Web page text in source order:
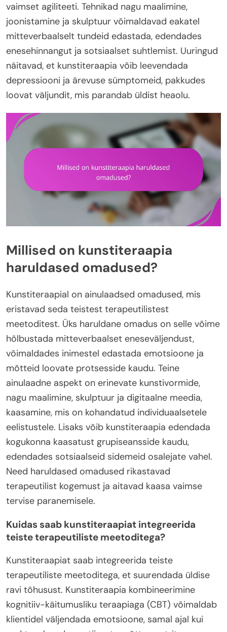
vaimset agiliteeti. Tehnikad nagu maalimine,
joonistamine ja skulptuur võimaldavad eakatel
mitteverbaalselt tundeid edastada, edendades
enesehinnangut ja sotsiaalset suhtlemist. Uuringud
näitavad, et kunstiteraapia võib leevendada
depressiooni ja ärevuse sümptomeid, pakkudes
loovat väljundit, mis parandab üldist heaolu.
Millised on kunstiteraapia
haruldased omadused?
Kunstiteraapial on ainulaadsed omadused, mis
eristavad seda teistest terapeutilistest
meetoditest. Üks haruldane omadus on selle võime
hõlbustada mitteverbaalset eneseväljendust,
võimaldades inimestel edastada emotsioone ja
mõtteid loovate protsesside kaudu. Teine
ainulaadne aspekt on erinevate kunstivormide,
nagu maalimine, skulptuur ja digitaalne meedia,
kaasamine, mis on kohandatud individuaalsetele
eelistustele. Lisaks võib kunstiteraapia edendada
kogukonna kaasatust grupiseansside kaudu,
edendades sotsiaalseid sidemeid osalejate vahel.
Need haruldased omadused rikastavad
terapeutilist kogemust ja aitavad kaasa vaimse
tervise paranemisele.
Kuidas saab kunstiteraapiat integreerida
teiste terapeutiliste meetoditega?
Kunstiteraapiat saab integreerida teiste
terapeutiliste meetoditega, et suurendada üldise
ravi tõhusust. Kunstiteraapia kombineerimine
kognitiiv-käitumusliku teraapiaga (CBT) võimaldab
klientidel väljendada emotsioone, samal ajal kui